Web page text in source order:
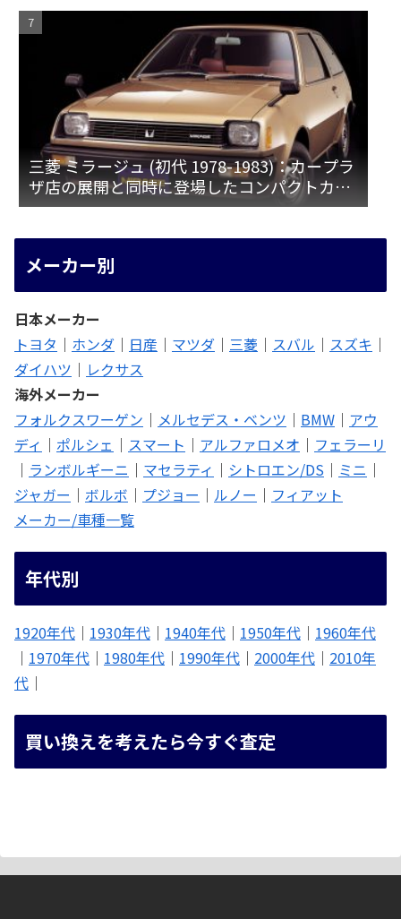
三菱 ミラージュ (初代 1978-1983)：カープラ
ザ店の展開と同時に登場したコンパクトカー
[A15♯]
メーカー別
日本メーカー
トヨタ ｜ ホンダ ｜ 日産 ｜ マツダ ｜ 三菱 ｜ スバル ｜ スズキ ｜
ダイハツ ｜ レクサス
海外メーカー
フォルクスワーゲン ｜ メルセデス・ベンツ ｜ BMW ｜ アウ
ディ ｜ ポルシェ ｜ スマート ｜ アルファロメオ ｜ フェラーリ
｜ ランボルギーニ ｜ マセラティ ｜ シトロエン/DS ｜ ミニ ｜
ジャガー ｜ ボルボ ｜ プジョー ｜ ルノー ｜ フィアット
メーカー/車種一覧
年代別
1920年代 ｜ 1930年代 ｜ 1940年代 ｜ 1950年代 ｜ 1960年代
｜ 1970年代 ｜ 1980年代 ｜ 1990年代 ｜ 2000年代 ｜ 2010年
代 ｜
買い換えを考えたら今すぐ査定